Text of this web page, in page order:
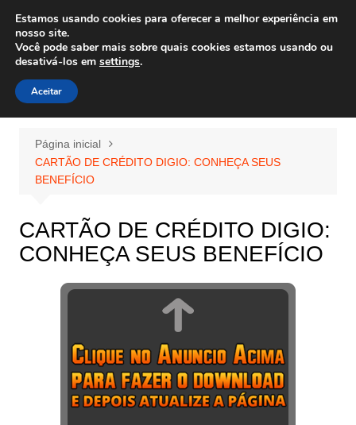
para
conteúdo
Wiley Wales
corais algas e vida marinha
Página inicial
CARTÃO DE CRÉDITO DIGIO: CONHEÇA SEUS
BENEFÍCIO
CARTÃO DE CRÉDITO DIGIO:
CONHEÇA SEUS BENEFÍCIO
Estamos usando cookies para oferecer a melhor experiência em
nosso site.
Você pode saber mais sobre quais cookies estamos usando ou
desativá-los em settings.
Aceitar